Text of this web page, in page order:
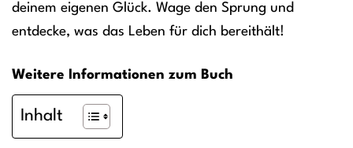
deinem eigenen Glück. Wage den Sprung und
entdecke, was das Leben für dich bereithält!
Weitere Informationen zum Buch
Inhalt